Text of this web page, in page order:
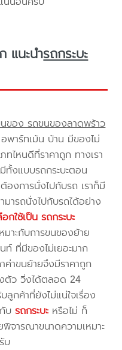
แนะนำรถกระบะ
ของ รถขนของลาดพร้าว
าร์ทเม้น บ้าน มีของไม่
ภทไหนดีที่ราคาถูก ทางเรา
ทั้งแบบรถกระบะตอน
งการนั่งไปกับรถ เราก็มี
มารถนั่งไปกับรถได้อย่าง
อกใช้เป็น รถกระบะ
าะกับการขนของย้าย
ที่มีของไม่เยอะมาก
ค่าขนย้ายจึงมีราคาถูก
ตัว วิ่งได้ตลอด 24
กค้าที่ยังไม่แน่ใจเรื่อง
กับรถกระบะ หรือไม่ ก็
พิจารณาขนาดความเหมาะ
บ